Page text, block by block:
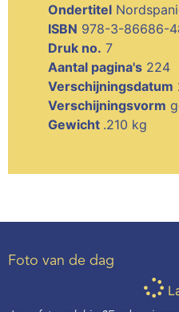
Ondertitel
ISBN 978-3-86686-
Druk no. 7
Aantal pagina's 224
Verschijningsdatum
Verschijningsvorm
Gewicht .210 kg
Foto van de dag